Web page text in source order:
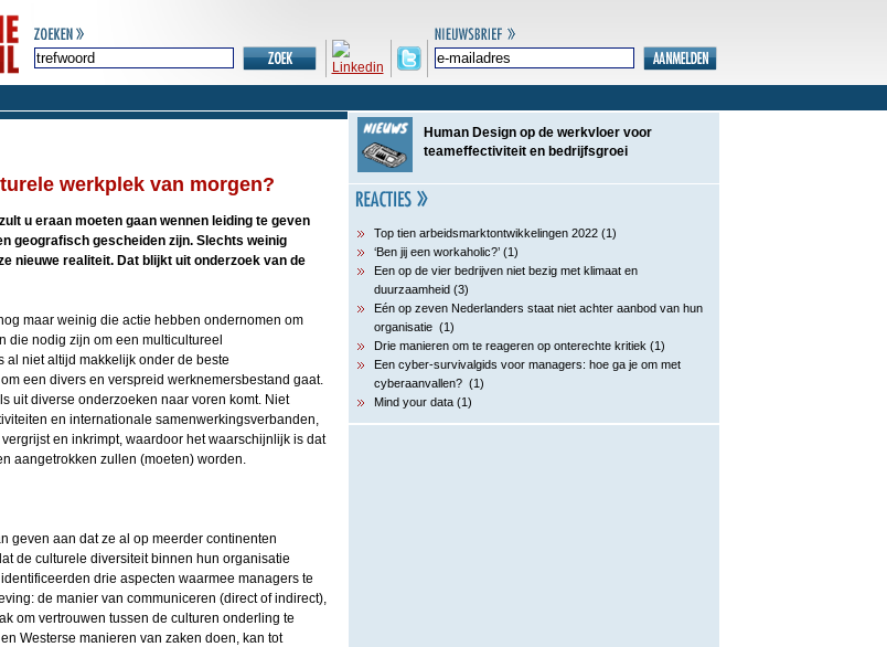
werkplek van morgen?
u eraan moeten gaan wennen leiding te geven
geografisch gescheiden zijn. Slechts weinig
nieuwe realiteit. Dat blijkt uit onderzoek van de
maar weinig die actie hebben ondernomen om
die nodig zijn om een multicultureel
niet altijd makkelijk onder de beste
een divers en verspreid werknemersbestand gaat.
uit diverse onderzoeken naar voren komt. Niet
en internationale samenwerkingsverbanden,
en inkrimpt, waardoor het waarschijnlijk is dat
aangetrokken zullen (moeten) worden.
geven aan dat ze al op meerder continenten
de culturele diversiteit binnen hun organisatie
drie aspecten waarmee managers te
de manier van communiceren (direct of indirect),
om vertrouwen tussen de culturen onderling te
Westerse manieren van zaken doen, kan tot
Human Design op de werkvloer voor
teameffectiviteit en bedrijfsgroei
Top tien arbeidsmarktontwikkelingen 2022 (1)
‘Ben jij een workaholic?’ (1)
Een op de vier bedrijven niet bezig met klimaat en
duurzaamheid (3)
Eén op zeven Nederlanders staat niet achter aanbod van hun
organisatie (1)
Drie manieren om te reageren op onterechte kritiek (1)
Een cyber-survivalgids voor managers: hoe ga je om met
cyberaanvallen? (1)
Mind your data (1)